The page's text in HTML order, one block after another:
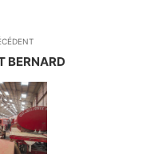
BERNARD